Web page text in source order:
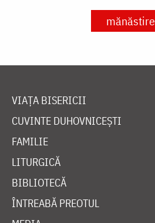
mănăstire
VIAȚA BISERICII
CUVINTE DUHOVNICEȘTI
FAMILIE
LITURGICĂ
BIBLIOTECĂ
ÎNTREABĂ PREOTUL